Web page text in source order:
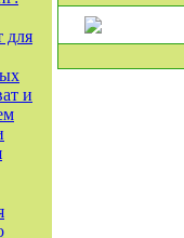
для
и